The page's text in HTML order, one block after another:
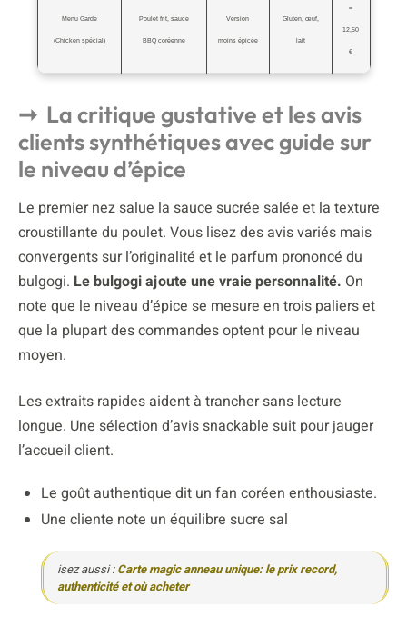
Menu Garde
(Chicken spécial)
Poulet frit, sauce
BBQ coréenne
Version
moins épicée
Gluten, œuf,
lait
≈
12,50
€
La critique gustative et les avis
clients synthétiques avec guide sur
le niveau d’épice
Le premier nez salue la sauce sucrée salée et la texture
croustillante du poulet. Vous lisez des avis variés mais
convergents sur l’originalité et le parfum prononcé du
bulgogi. Le bulgogi ajoute une vraie personnalité. On
note que le niveau d’épice se mesure en trois paliers et
que la plupart des commandes optent pour le niveau
moyen.
Les extraits rapides aident à trancher sans lecture
longue. Une sélection d’avis snackable suit pour jauger
l’accueil client.
Le goût authentique dit un fan coréen enthousiaste.
Une cliente note un équilibre sucre sal
isez aussi :Carte magic anneau unique: le prix record,
authenticité et où acheter